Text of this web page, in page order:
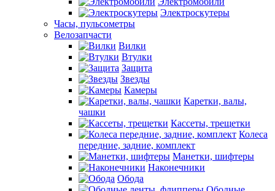
Электроскутеры
Часы, пульсометры
Велозапчасти
Вилки
Втулки
Защита
Звезды
Камеры
Каретки, валы,
чашки
Кассеты, трещетки
Колеса
передние, задние, комплект
Манетки, шифтеры
Наконечники
Обода